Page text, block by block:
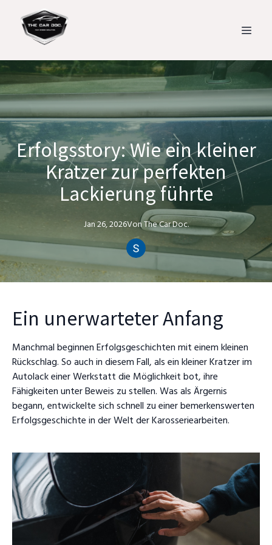
Erfolgsstory: Wie ein kleiner
Kratzer zur perfekten
Lackierung führte
Jan 26, 2026VonThe CarDoc.
Ein unerwarteter Anfang
Manchmal beginnen Erfolgsgeschichten mit einem kleinen
Rückschlag. So auch in diesem Fall, als ein kleiner Kratzer im
Autolack einer Werkstatt die Möglichkeit bot, ihre
Fähigkeiten unter Beweis zu stellen. Was als Ärgernis
begann, entwickelte sich schnell zu einer bemerkenswerten
Erfolgsgeschichte in der Welt der Karosseriearbeiten.